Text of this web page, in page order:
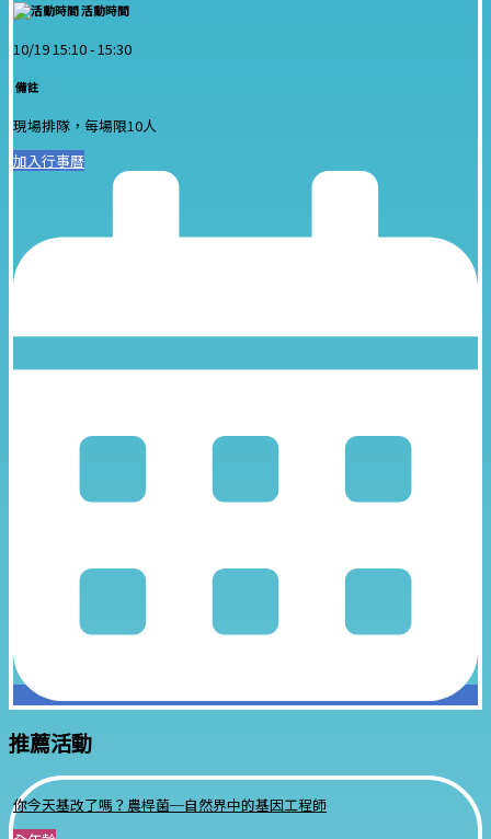
活動時間
10/19 15:10 -15:30
備註
現場排隊，每場限10人
加入行事曆
推薦活動
你今天基改了嗎？農桿菌─自然界中的基因工程師